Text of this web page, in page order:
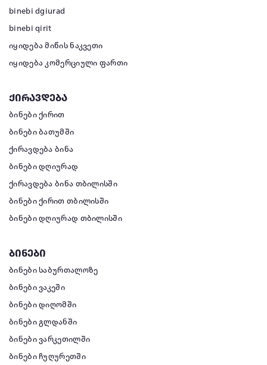
binebi dgiurad
binebi qirit
იყიდება მიწის ნაკვეთი
იყიდება კომერციული ფართი
ქირავდება
ბინები ქირით
ბინები ბათუმში
ქირავდება ბინა
ბინები დღიურად
ქირავდება ბინა თბილისში
ბინები ქირით თბილისში
ბინები დღიურად თბილისში
ბინები
ბინები საბურთალოზე
ბინები ვაკეში
ბინები დიღომში
ბინები გლდანში
ბინები ვარკეთილში
ბინები ჩუღურეთში